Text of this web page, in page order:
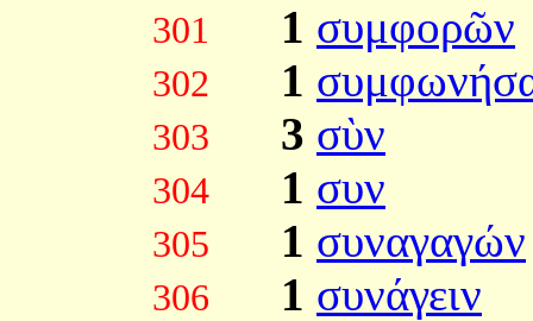
301 1 συμφορῶν
302 1
303 3 σὺν
304 1 συν
305 1 συναγαγών
306 1 συνάγειν